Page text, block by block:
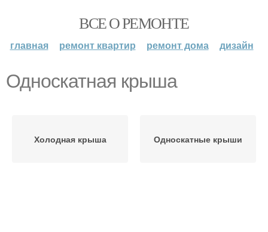
ВСЕ О РЕМОНТЕ
главная ремонт квартир ремонт дома дизайн
Односкатная крыша
Холодная крыша Односкатные крыши